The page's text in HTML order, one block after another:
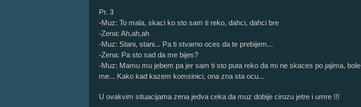
Pr. 3
-Muz: To mala, skaci ko sto sam ti reko, dahci, dahci bre
-Zena: Ah,ah,ah
-Muz: Stani, stani... Pa ti stvarno oces da te prebijem...
-Zena: Pa sto sad da me bijes?
-Muz: Mamu mu jebem pa jer sam ti sto puta reko da mi ne skaces po jajima, bole
me... Kako kad kazem komsinici, ona zna sta ocu...
U ovakvim situacijama zena jedva ceka da muz dobije cirozu jetre i umre !!!